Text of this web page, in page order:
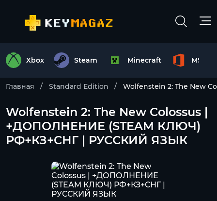
Xbox Steam Minecraft MS
Главная Standard Edition Wolfenstein 2: The New
Wolfenstein 2: The New Colossus |
+ДОПОЛНЕНИЕ (STEAM КЛЮЧ)
РФ+КЗ+СНГ | РУССКИЙ ЯЗЫК